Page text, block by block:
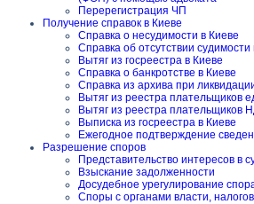
Перерегистрация ЧП
Получение справок в Киеве
Справка о несудимости в Киеве
Справка об отсутствии судимости
Вытяг из госреестра в Киеве
Справка о банкротстве в Киеве
Справка из архива при
Вытяг из реестра плательщиков
Вытяг из реестра плательщиков
Выписка из госреестра в Киеве
Ежегодное подтверждение
Разрешение споров
Представительство интересов в
Взыскание задолженности
Досудебное урегулирование
Споры с органами власти,